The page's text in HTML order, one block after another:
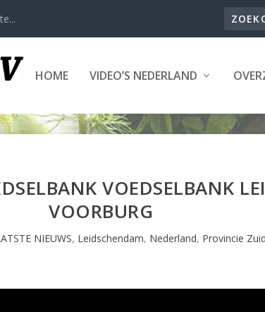
HOME VIDEO’S NEDERLAND
VOEDSELBANK
VOORBURG
NIEUWS, Leidschendam, Nederland, Provincie